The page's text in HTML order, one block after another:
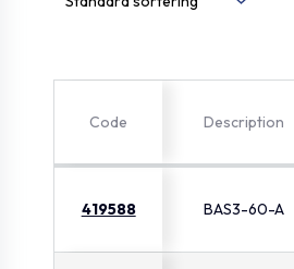
Code Description
419588 BAS3-60-A